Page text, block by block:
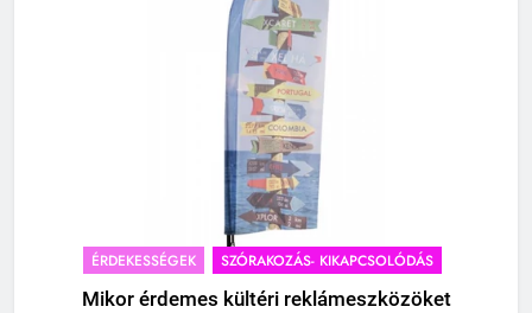
ÉRDEKESSÉGEK SZÓRAKOZÁS- KIKAPCSOLÓDÁS
Mikor érdemes kültéri reklámeszközöket